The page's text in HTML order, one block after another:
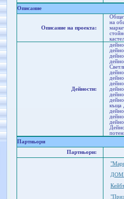
Описание
Описание на проекта:
на
Дейности:
къща
Партньори
Партньори: